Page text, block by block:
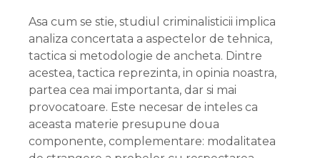
Asa cum se stie, studiul criminalisticii implica
analiza concertata a aspectelor de tehnica,
tactica si metodologie de ancheta. Dintre
acestea, tactica reprezinta, in opinia noastra,
partea cea mai importanta, dar si mai
provocatoare. Este necesar de inteles ca
aceasta materie presupune doua
componente, complementare: modalitatea